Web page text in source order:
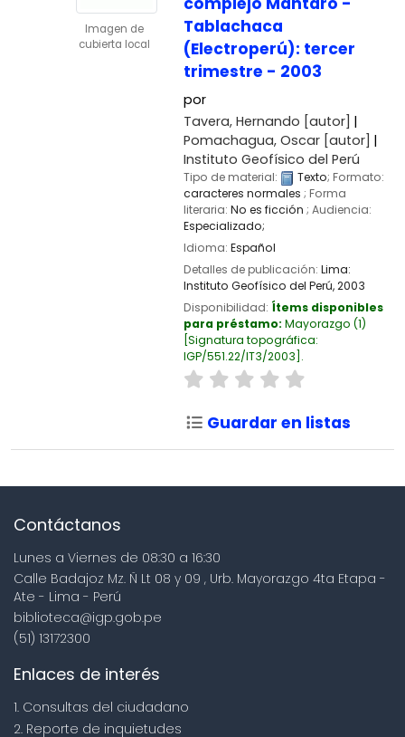
Imagen de
cubierta local
Tablachaca
(Electroperú): tercer
trimestre - 2003
por
Tavera, Hernando [autor]
Pomachagua, Oscar[autor]
Instituto Geofísico del Perú
Tipo de material: Texto; Formato:
caracteres normales ; Forma
literaria: No es ficción ; Audiencia:
Especializado;
Idioma: Español
Detalles de publicación: Lima:
Instituto Geofísico del Perú,2003
Disponibilidad: Ítems disponibles
para préstamo: Mayorazgo (1)
Signatura topográfica:
IGP/551.22/IT3/2003 .
Guardar en listas
Contáctanos
Lunes a Viernes de 08:30 a 16:30
Calle Badajoz Mz. Ñ Lt 08 y 09 , Urb. Mayorazgo 4ta Etapa -
Ate - Lima - Perú
biblioteca@igp.gob.pe
(51) 13172300
Enlaces de interés
1. Consultas del ciudadano
2. Reporte de inquietudes